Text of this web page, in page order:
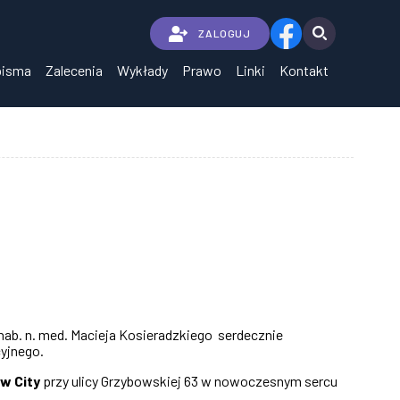
ZALOGUJ
Zalecenia Wykłady Prawo Linki Kontakt
n. med. Macieja Kosieradzkiego serdecznie
City przy ulicy Grzybowskiej 63 w nowoczesnym sercu